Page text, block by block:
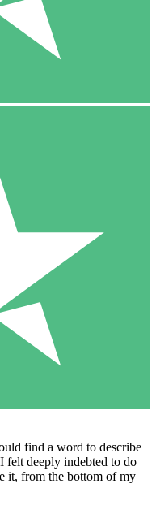
find a word to describe
felt deeply indebted to do
it, from the bottom of my